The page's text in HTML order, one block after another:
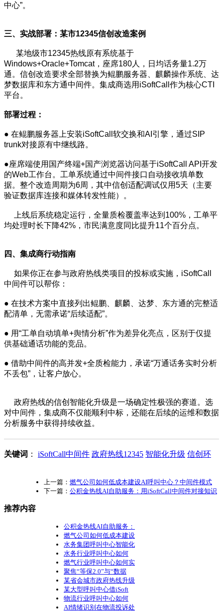
中心”。
三、 实战部署：某市12345信创改造案例
某地级市12345热线原有系统基于
Windows+Oracle+Tomcat，座席180人，日均话务量1.2万
通。信创改造要求全部替换为鲲鹏服务器、麒麟操作系统、达
梦数据库和东方通中间件。集成商选用iSoftCall作为核心CTI
平台。
部署过程：
● 在鲲鹏服务器上安装iSoftCall软交换和AI引擎，通过SIP
trunk对接原有中继线路。
●座席端使用国产终端+国产浏览器访问基于iSoftCall API开发
的Web工作台。工单系统通过中间件接口自动接收填单数
据。整个改造周期为6周，其中信创适配调试仅用5天（主要
验证数据库连接和媒体转发性能）。
上线后系统稳定运行，全量质检覆盖率达到100%，工单平
均处理时长下降42%，市民满意度同比提升11个百分点。
四、 集成商行动指南
如果你正在参与政府热线类项目的投标或实施，iSoftCall
中间件可以帮你：
● 在技术方案中直接列出鲲鹏、麒麟、达梦、东方通的完整适
配清单，无需承诺“后续适配”。
● 用“工单自动填单+舆情分析”作为差异化亮点，区别于仅提
供基础通话功能的竞品。
● 借助中间件的高并发+全质检能力，承诺“万通话务实时分析
不丢包”，让客户放心。
政府热线的信创智能化升级是一场确定性极强的赛道。选
对中间件，集成商不仅能顺利中标，还能在后续的运维和数据
分析服务中获得持续收益。
关键词 ： iSoftCall中间件 政府热线12345 智能化升级 信创环
上一篇： 燃气公司如何低成本建设AI呼叫中心？中间件模式
下一篇： 公积金热线AI自助服务：用iSoftCall中间件对接知识
推荐内容
公积金热线AI自助服务：
燃气公司如何低成本建设
水务集团呼叫中心智能化
水务行业呼叫中心如何
燃气行业呼叫中心如何实
聚焦“等保2.0”与“数据
某省会城市政府热线升级
某大型呼叫中心借iSoft
物流行业呼叫中心如何
AI情绪识别在物流投诉处